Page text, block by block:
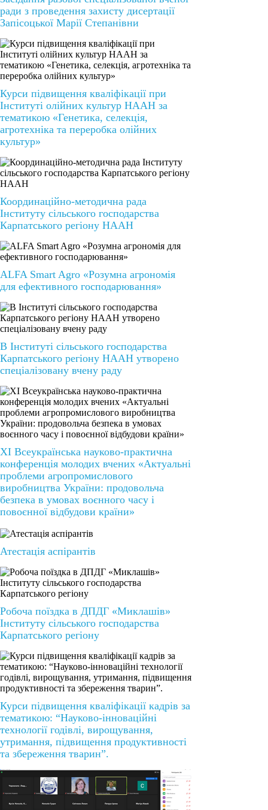
ради з проведення захисту дисертації
Запісоцької Марії Степанівни
Курси підвищення кваліфікації при
Інституті олійних культур НААН за
тематикою «Генетика, селекція,
агротехніка та переробка олійних
культур»
Координаційно-методична рада
Інституту сільського господарства
Карпатського регіону НААН
ALFA Smart Agro «Розумна агрономія
для ефективного господарювання»
В Інституті сільського господарства
Карпатського регіону НААН утворено
спеціалізовану вчену раду
ХІ Всеукраїнська науково-практична
конференція молодих вчених «Актуальні
проблеми агропромислового
виробництва України: продовольча
безпека в умовах воєнного часу і
повоєнної відбудови країни»
Атестація аспірантів
Робоча поїздка в ДПДГ «Миклашів»
Інституту сільського господарства
Карпатського регіону
Курси підвищення кваліфікації кадрів за
тематикою: “Науково-інноваційні
технології годівлі, вирощування,
утримання, підвищення продуктивності
та збереження тварин”.